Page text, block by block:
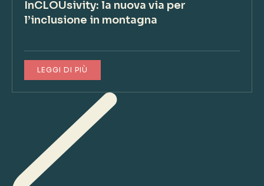
InCLOUsivity: la nuova via per
l’inclusione in montagna
LEGGI DI PIÙ